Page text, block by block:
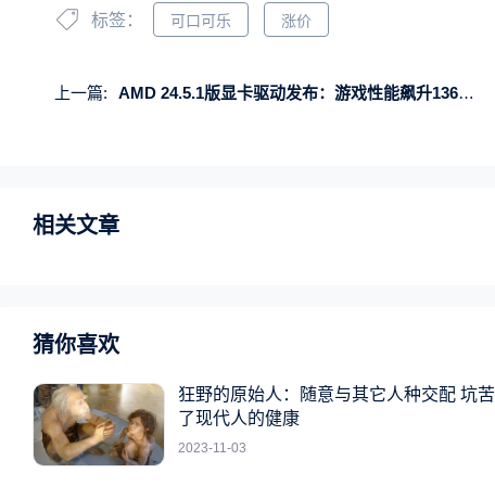
标签： 可口可乐 涨价
上一篇: AMD 24.5.1版显卡驱动发布：游戏性能飙升136％！AI全面优化
相关文章
猜你喜欢
狂野的原始人：随意与其它人种交配 坑苦
了现代人的健康
2023-11-03